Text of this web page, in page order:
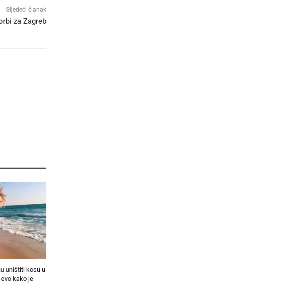
Sljedeći članak
za Zagreb
uništiti kosu u
kako je